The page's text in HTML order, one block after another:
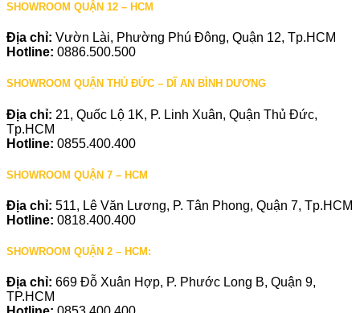
SHOWROOM QUẬN 12 – HCM
Địa chỉ: Vườn Lài, Phường Phú Đông, Quận 12, Tp.HCM
Hotline: 0886.500.500
SHOWROOM QUẬN THỦ ĐỨC – DĨ AN BÌNH DƯƠNG
Địa chỉ: 21, Quốc Lộ 1K, P. Linh Xuân, Quận Thủ Đức,
Tp.HCM
Hotline: 0855.400.400
SHOWROOM QUẬN 7 – HCM
Địa chỉ: 511, Lê Văn Lương, P. Tân Phong, Quận 7, Tp.HCM
Hotline: 0818.400.400
SHOWROOM QUẬN 2 – HCM:
Địa chỉ: 669 Đỗ Xuân Hợp, P. Phước Long B, Quận 9,
TP.HCM